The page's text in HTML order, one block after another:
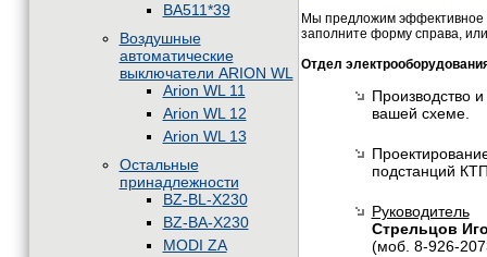
BA511*39
Воздушные
автоматические
выключатели ARION WL
Arion WL 11
Arion WL 12
Arion WL 13
Остальные
принадлежности
BZ-BL-X230
BZ-BA-X230
MODI ZA
Мы предложим эффективное
заполните форму справа,
Отдел
Производство
вашей схеме.
подстанций
Руководитель
Стрельцов
(моб. 8-926-